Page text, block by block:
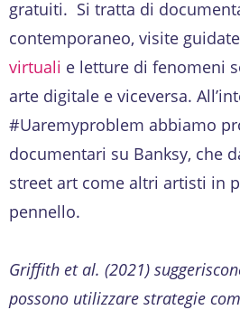
gratuiti. Si tratta di
contemporaneo, visite
virtuali e letture di fenomeni
arte digitale e viceversa.
#Uaremyproblem abbiamo
documentari su Banksy, che
street art come altri artisti in
pennello.
Griffith et al. (2021)
possono utilizzare strategie